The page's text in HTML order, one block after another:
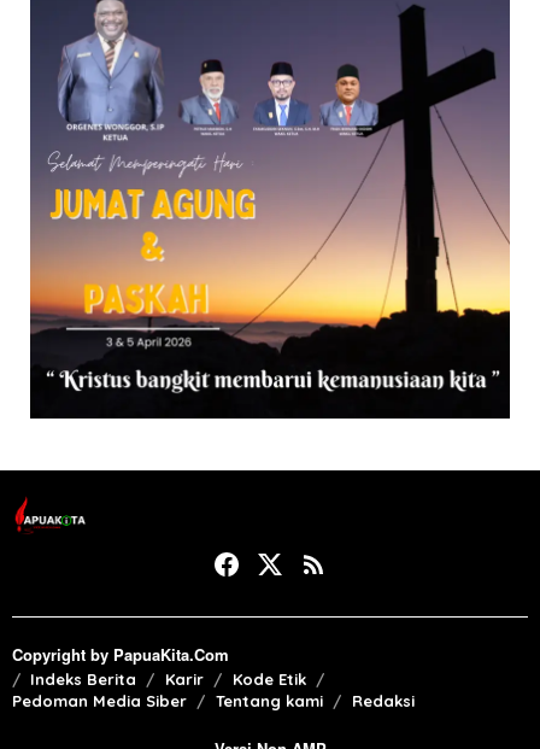
Copyright by PapuaKita.Com
Indeks Berita Karir
Kode Etik
Pedoman Media Siber
Tentang kami Redaksi